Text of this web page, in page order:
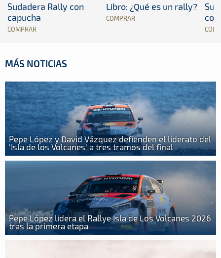
Sudadera Rally con
capucha
COMPRAR
Libro: ¿Qué es un rally?
COMPRAR
MÁS NOTICIAS
Pepe López y David Vázquez defienden el liderato del
'Isla de los Volcanes' a tres tramos del final
Pepe López lidera el Rallye Isla de Los Volcanes 2026
tras la primera etapa